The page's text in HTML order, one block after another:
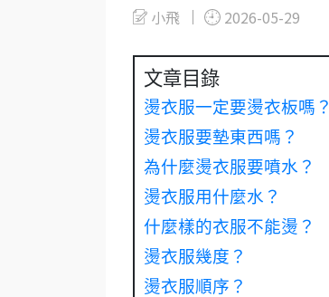
小飛 2026-05-29
文章目錄
燙衣服一定要燙衣板嗎？
燙衣服要墊東西嗎？
為什麼燙衣服要噴水？
燙衣服用什麼水？
什麼樣的衣服不能燙？
燙衣服幾度？
燙衣服順序？